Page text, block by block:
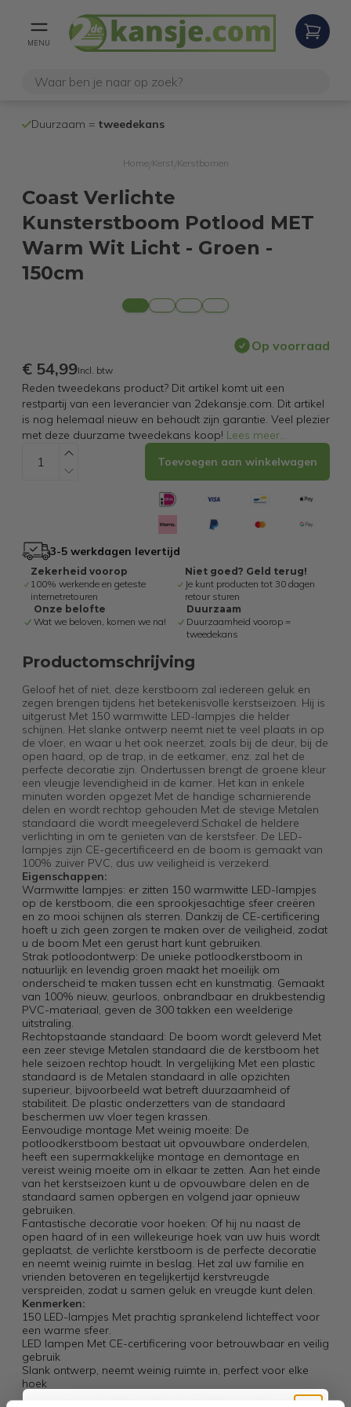
MENU
Duurzaam = tweedekans
Home/ Kerst Kerstbomen
Coast Verlichte
Kunsterstboom Potlood MET
Warm Wit Licht - Groen -
150cm
Op voorraad
€ 54,99Incl. btw
Reden tweedekans product? Dit artikel komt uit een
restpartij van een leverancier van 2dekansje.com. Dit artikel
is nog helemaal nieuw en behoudt zijn garantie. Veel plezier
met deze duurzame tweedekans koop! Lees meer...
Toevoegen aan winkelwagen
3-5 werkdagen levertijd
Zekerheid voorop
100% werkende en geteste
internetretouren
Niet goed? Geld terug!
Je kunt producten tot 30 dagen
retour sturen
Onze belofte
Wat we beloven, komen we na!
Duurzaam
Duurzaamheid voorop =
tweedekans
Productomschrijving
Geloof het of niet, deze kerstboom zal iedereen geluk en
zegen brengen tijdens het betekenisvolle kerstseizoen. Hij is
uitgerust Met 150 warmwitte LED-lampjes die helder
schijnen. Het slanke ontwerp neemt niet te veel plaats in op
de vloer, en waar u het ook neerzet, zoals bij de deur, bij de
open haard, op de trap, in de eetkamer, enz. zal het de
perfecte decoratie zijn. Ondertussen brengt de groene kleur
een vleugje levendigheid in de kamer. Het kan in enkele
minuten worden opgezet Met de handige scharnierende
delen en wordt rechtop gehouden Met de stevige Metalen
standaard die wordt meegeleverd.Schakel de heldere
verlichting in om te genieten van de kerstsfeer. De LED-
lampjes zijn CE-gecertificeerd en de boom is gemaakt van
100% zuiver PVC, dus uw veiligheid is verzekerd.
Eigenschappen:
Warmwitte lampjes: er zitten 150 warmwitte LED-lampjes
op de kerstboom, die een sprookjesachtige sfeer creëren
en zo mooi schijnen als sterren. Dankzij de CE-certificering
hoeft u zich geen zorgen te maken over de veiligheid, zodat
u de boom Met een gerust hart kunt gebruiken.
Strak potloodontwerp: De unieke potloodkerstboom in
natuurlijk en levendig groen maakt het moeilijk om
onderscheid te maken tussen echt en kunstmatig. Gemaakt
van 100% nieuw, geurloos, onbrandbaar en drukbestendig
PVC-materiaal, geven de 300 takken een weelderige
uitstraling.
Rechtopstaande standaard: De boom wordt geleverd Met
een zeer stevige Metalen standaard die de kerstboom het
hele seizoen rechtop houdt. In vergelijking Met een plastic
standaard is de Metalen standaard in alle opzichten
superieur, bijvoorbeeld wat betreft duurzaamheid of
stabiliteit. De plastic onderzetters van de standaard
beschermen uw vloer tegen krassen.
Eenvoudige montage Met weinig moeite: De
potloodkerstboom bestaat uit opvouwbare onderdelen,
heeft een supermakkelijke montage en demontage en
vereist weinig moeite om in elkaar te zetten. Aan het einde
van het kerstseizoen kunt u de opvouwbare delen en de
standaard samen opbergen en volgend jaar opnieuw
gebruiken.
Fantastische decoratie voor hoeken: Of hij nu naast de
open haard of in een willekeurige hoek van uw huis wordt
geplaatst, de verlichte kerstboom is de perfecte decoratie
en neemt weinig ruimte in beslag. Het zal uw familie en
vrienden betoveren en tegelijkertijd kerstvreugde
verspreiden, zodat u samen geluk en vreugde kunt delen.
Kenmerken:
150 LED-lampjes Met prachtig sprankelend lichteffect voor
een warme sfeer.
LED lampen Met CE-certificering voor betrouwbaar en veilig
gebruik
Slank ontwerp, neemt weinig ruimte in, perfect voor elke
hoek
Uitstekend vakmanschap en 300 takken voor een